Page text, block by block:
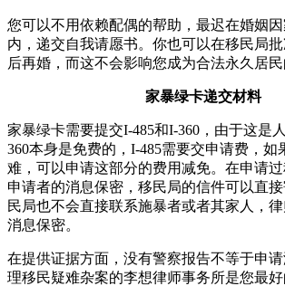
您可以不用依赖配偶的帮助，最迟在婚姻
内，递交自我请愿书。你也可以在移民局
后再婚，而这不会影响您成为合法永久居民
家暴绿卡递交材料
家暴绿卡需要提交I-485和I-360，由于这是
360本身是免费的，I-485需要交申请费，如
难，可以申请这部分的费用减免。在申请
申请者的消息保密，移民局的信件可以直
民局也不会直接联系施暴者或者其家人，
消息保密。
在提供证据方面，没有警察报告不等于申
理移民疑难杂案的李想律师事务所是您最